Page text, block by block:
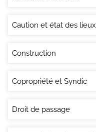
Caution et état des lieux
Construction
Copropriété et Syndic
Droit de passage